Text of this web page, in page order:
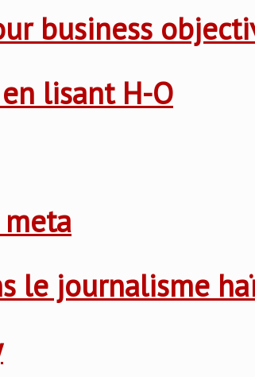
business
lisant H-O
le journalisme